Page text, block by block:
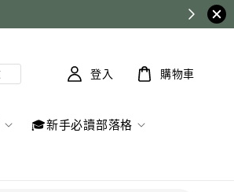
🎓新手必讀部落格
登入 購物車